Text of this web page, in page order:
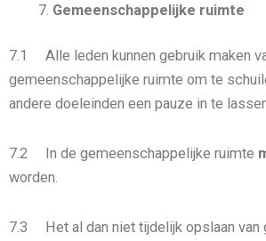
Gemeenschappelijke ruimte
7.1 Alle leden kunnen gebruik maken
gemeenschappelijke ruimte om te
andere doeleinden een pauze in te
7.2 In de gemeenschappelijke ruimte
worden.
7.3 Het al dan niet tijdelijk opslaan van